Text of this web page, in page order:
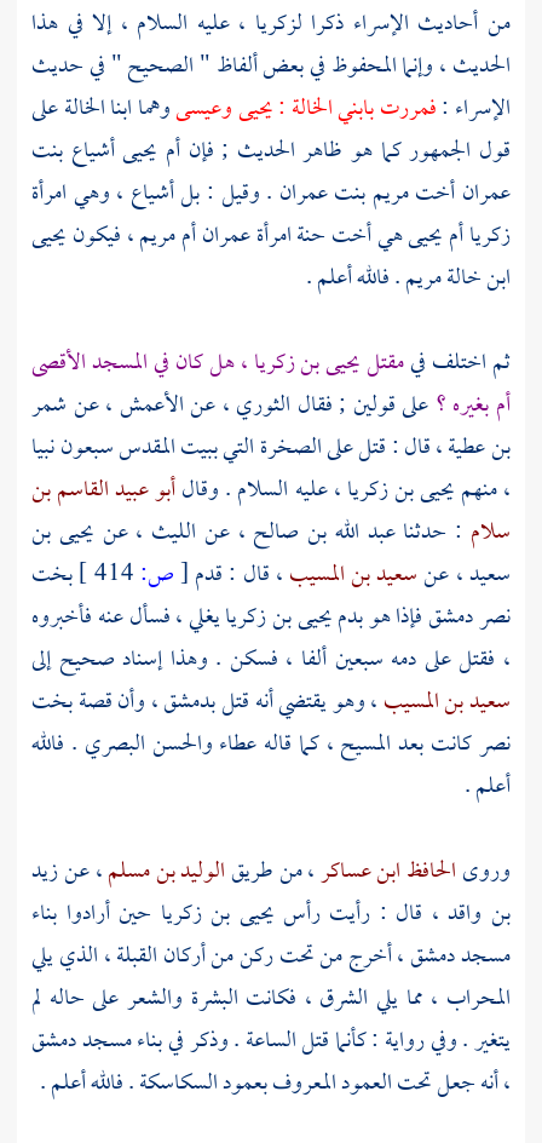
من أحاديث الإسراء ذكرا لزكريا ، عليه السلام ، إلا في هذا
الحديث ، وإنما المحفوظ في بعض ألفاظ " الصحيح " في حديث
الإسراء :فمررت بابني الخالة :يحيىوعيسىوهما ابنا الخالة على
قول الجمهور كما هو ظاهر الحديث ; فإن أم يحيى أشياع بنت
عمرانأختمريم بنت عمران . وقيل : بلأشياع ، وهي امرأة
زكرياأم يحيىهي أختحنة امرأة عمران أم مريم، فيكونيحيى
ابن خالةمريم. فالله أعلم .
ثم اختلف فيمقتليحيى بن زكريا ،هل كان في المسجد الأقصى
أم بغيره ؟على قولين ; فقال الثوري ،عنالأعمش، عنشمر
بن عطية ،قال : قتل على الصخرة التيببيت المقدسسبعون نبيا
، منهميحيى بن زكريا، عليه السلام . وقالأبو عبيد القاسم بن
سلام : حدثناعبد الله بن صالح ، عن الليث ،عن يحيى بن
سعيد، عنسعيد بن المسيب، قال : قدم[ص:
بخت
نصردمشقفإذا هو بدميحيى بن زكريايغلي ، فسأل عنه فأخبروه
، فقتل على دمه سبعين ألفا ، فسكن . وهذا إسناد صحيح إلى
سعيد بن المسيب، وهو يقتضي أنه قتلبدمشق، وأن قصةبخت
نصركانت بعدالمسيح، كما قالهعطاءوالحسن البصري . فالله
أعلم .
وروىالحافظ ابن عساكر، من طريقالوليد بن مسلم، عنزيد
بن واقد ، قال : رأيت رأس يحيى بن زكريا حين أرادوا بناء
مسجددمشق، أخرج من تحت ركن من أركان القبلة ، الذي يلي
المحراب ، مما يلي الشرق ، فكانت البشرة والشعر على حاله لم
يتغير . وفي رواية : كأنما قتل الساعة . وذكر في بناء مسجددمشق
، أنه جعل تحت العمود المعروف بعمود السكاسكة . فالله أعلم .